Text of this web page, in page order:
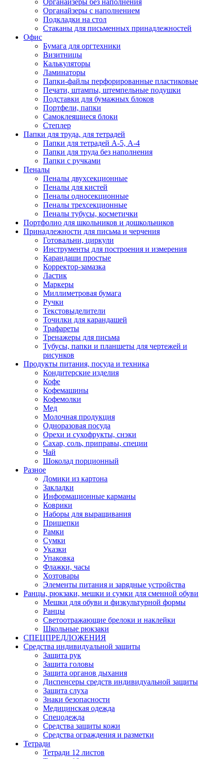
Органайзеры без наполнения
Органайзеры с наполнением
Подкладки на стол
Стаканы для письменных принадлежностей
Офис
Бумага для оргтехники
Визитницы
Калькуляторы
Ламинаторы
Папки-файлы перфорированные пластиковые
Печати, штампы, штемпельные подушки
Подставки для бумажных блоков
Портфели, папки
Самоклеящиеся блоки
Степлер
Папки для труда, для тетрадей
Папки для тетрадей А-5, А-4
Папки для труда без наполнения
Папки с ручками
Пеналы
Пеналы двухсекционные
Пеналы для кистей
Пеналы односекционные
Пеналы трехсекционные
Пеналы тубусы, косметички
Портфолио для школьников и дошкольников
Принадлежности для письма и черчения
Готовальни, циркули
Инструменты для построения и измерения
Карандаши простые
Корректор-замазка
Ластик
Маркеры
Миллиметровая бумага
Ручки
Текстовыделители
Точилки для карандашей
Трафареты
Тренажеры для письма
Тубусы, папки и планшеты для чертежей и
рисунков
Продукты питания, посуда и техника
Кондитерские изделия
Кофе
Кофемашины
Кофемолки
Мед
Молочная продукция
Одноразовая посуда
Орехи и сухофрукты, снэки
Сахар, соль, приправы, специи
Чай
Шоколад порционный
Разное
Домики из картона
Закладки
Информационные карманы
Коврики
Наборы для выращивания
Прищепки
Рамки
Сумки
Указки
Упаковка
Флажки, часы
Хозтовары
Элементы питания и зарядные устройства
Ранцы, рюкзаки, мешки и сумки для сменной обуви
Мешки для обуви и физкультурной формы
Ранцы
Светоотражающие брелоки и наклейки
Школьные рюкзаки
СПЕЦПРЕДЛОЖЕНИЯ
Средства индивидуальной защиты
Защита рук
Защита головы
Защита органов дыхания
Диспенсеры средств индивидуальной защиты
Защита слуха
Знаки безопасности
Медицинская одежда
Спецодежда
Средства защиты кожи
Средства ограждения и разметки
Тетради
Тетради 12 листов